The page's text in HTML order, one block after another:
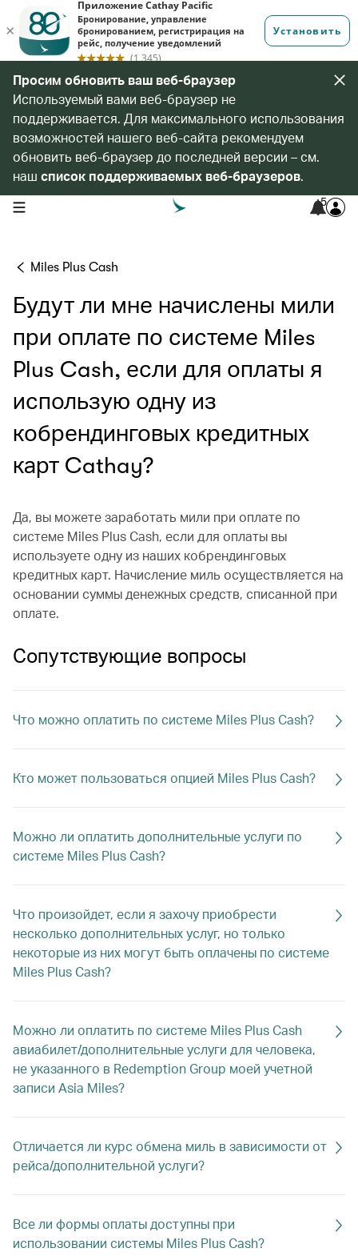
Просим обновить ваш веб-браузер
Используемый вами веб-браузер не
поддерживается. Для максимального использования
возможностей нашего веб-сайта рекомендуем
обновить веб-браузер до последней версии – см.
наш список поддерживаемых веб-браузеров.
open navigation menu 5
Miles Plus Cash
Будут ли мне начислены мили
при оплате по системе Miles
Plus Cash, если для оплаты я
использую одну из
кобрендинговых кредитных
карт Cathay?
Да, вы можете заработать мили при оплате по
системе Miles Plus Cash, если для оплаты вы
используете одну из наших кобрендинговых
кредитных карт. Начисление миль осуществляется на
основании суммы денежных средств, списанной при
оплате.
Сопутствующие вопросы
Что можно оплатить по системе Miles Plus Cash?
Кто может пользоваться опцией Miles Plus Cash?
Можно ли оплатить дополнительные услуги по
системе Miles Plus Cash?
Что произойдет, если я захочу приобрести
несколько дополнительных услуг, но только
некоторые из них могут быть оплачены по системе
Miles Plus Cash?
Можно ли оплатить по системе Miles Plus Cash
авиабилет/дополнительные услуги для человека,
не указанного в Redemption Group моей учетной
записи Asia Miles?
Отличается ли курс обмена миль в зависимости от
рейса/дополнительной услуги?
Все ли формы оплаты доступны при
использовании системы Miles Plus Cash?